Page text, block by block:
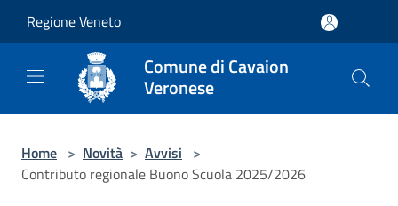
Regione Veneto
Comune di Cavaion
Veronese
Home > Novità > Avvisi >
Contributo regionale Buono Scuola 2025/2026